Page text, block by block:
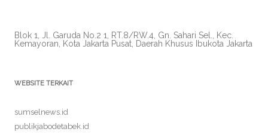
Blok 1, Jl. Garuda No.2 1, RT.8/RW.4, Gn. Sahari Sel., Kec.
Kemayoran, Kota Jakarta Pusat, Daerah Khusus Ibukota Jakarta
WEBSITE TERKAIT
sumselnews.id
publikjabodetabek.id